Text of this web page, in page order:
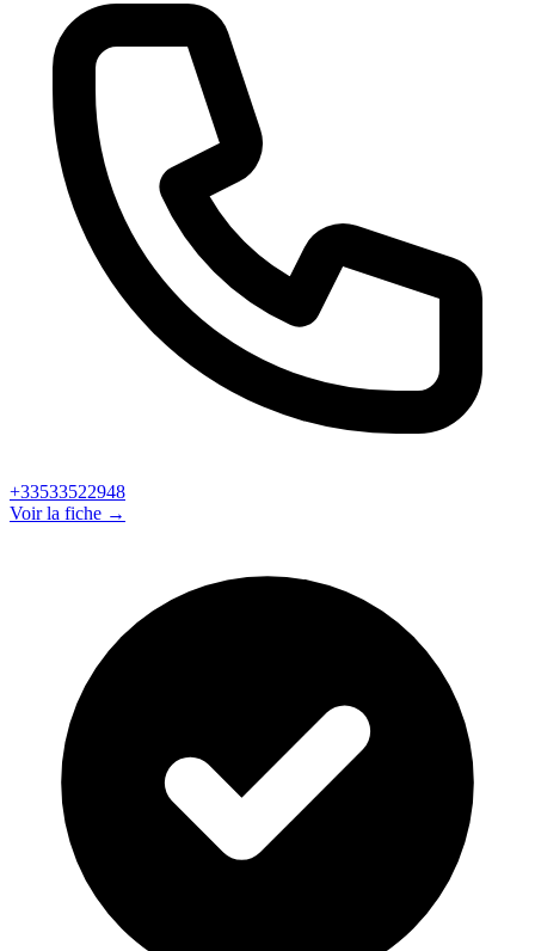
+33533522948
Voir la fiche →